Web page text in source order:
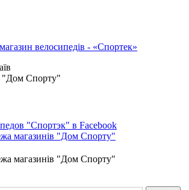
"Дом Спорту"
магазинів "Дом Спорту"
магазинів "Дом Спорту"